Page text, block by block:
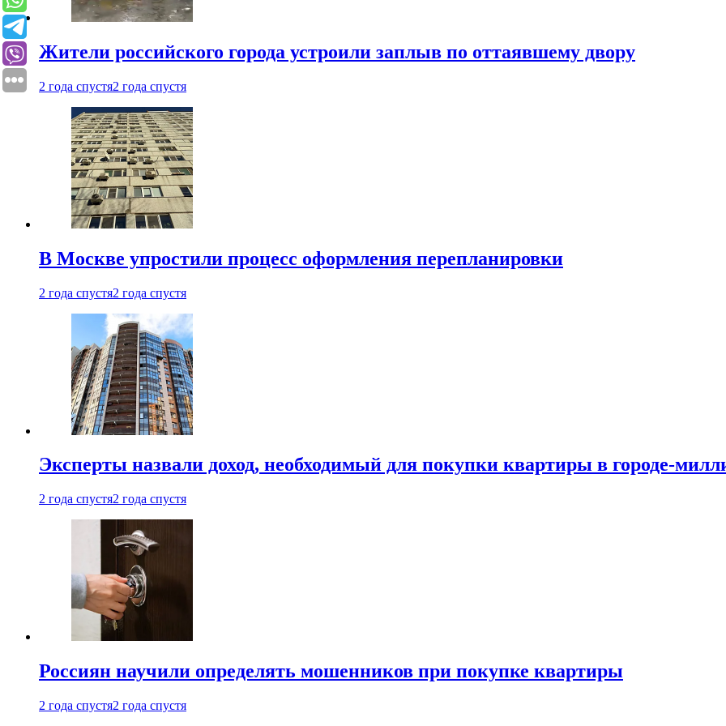
Жители российского города устроили заплыв по оттаявшему двору
2 года спустя2 года спустя
В Москве упростили процесс оформления перепланировки
2 года спустя2 года спустя
Эксперты назвали доход, необходимый для покупки квартиры в городе-
2 года спустя2 года спустя
Россиян научили определять мошенников при покупке квартиры
2 года спустя2 года спустя